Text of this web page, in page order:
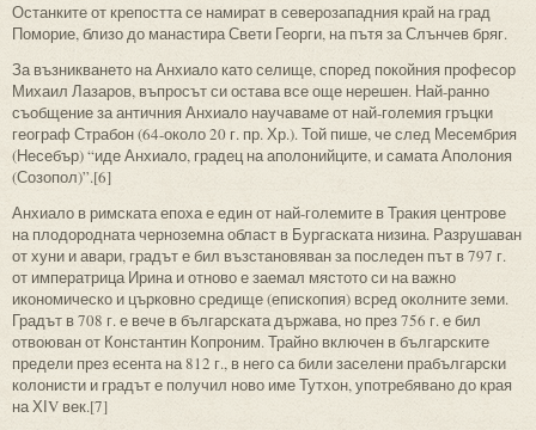
Останките от крепостта се намират в северозападния край на град
Поморие, близо до манастира Свети Георги, на пътя за Слънчев бряг.
За възникването на Анхиало като селище, според покойния професор
Михаил Лазаров, въпросът си остава все още нерешен. Най-ранно
съобщение за античния Анхиало научаваме от най-големия гръцки
географ Страбон (64-около 20 г. пр. Хр.). Той пише, че след Месембрия
(Несебър) “иде Анхиало, градец на аполонийците, и самата Аполония
(Созопол)”.[6]
Анхиало в римската епоха е един от най-големите в Тракия центрове
на плодородната черноземна област в Бургаската низина. Разрушаван
от хуни и авари, градът е бил възстановяван за последен път в 797 г.
от императрица Ирина и отново е заемал мястото си на важно
икономическо и църковно средище (епископия) всред околните земи.
Градът в 708 г. е вече в българската държава, но през 756 г. е бил
отвоюван от Константин Копроним. Трайно включен в българските
предели през есента на 812 г., в него са били заселени прабългарски
колонисти и градът е получил ново име Тутхон, употребявано до края
на ХІV век.[7]